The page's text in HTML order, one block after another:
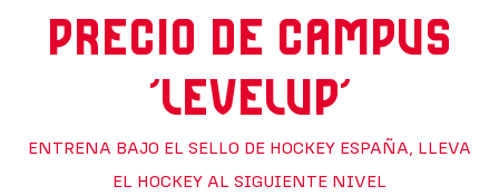
PRECIO DE CAMPUS
'LEVELUP'
ENTRENA BAJO EL SELLO DE HOCKEY ESPAÑA, LLEVA
EL HOCKEY AL SIGUIENTE NIVEL